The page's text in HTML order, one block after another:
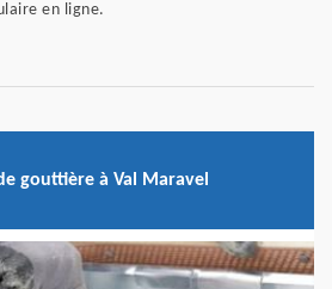
en ligne.
gouttière à Val Maravel